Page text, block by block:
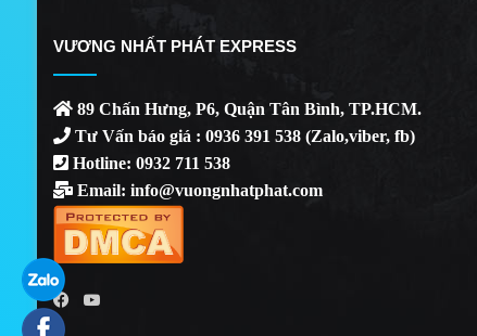
VƯƠNG NHẤT PHÁT EXPRESS
89 Chấn Hưng, P6, Quận Tân Bình, TP.HCM.
Tư Vấn báo giá : 0936 391 538 (Zalo,viber, fb)
Hotline: 0932 711 538
Email: info@vuongnhatphat.com
Facebook
YouTube